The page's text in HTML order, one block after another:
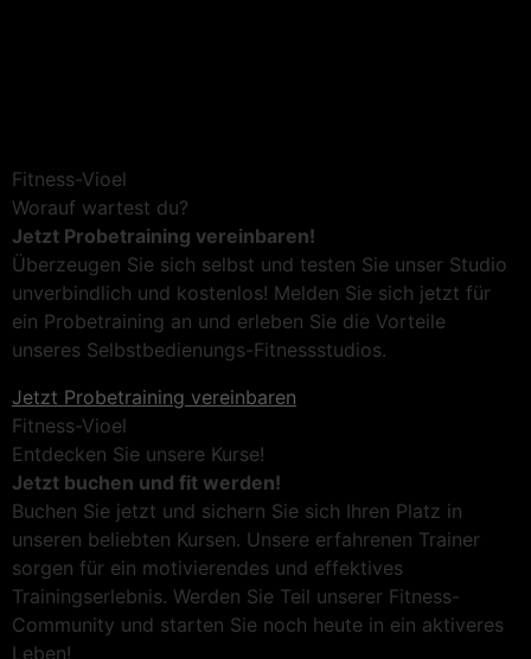
Fitness-Vioel
Worauf wartest du?
Jetzt Probetraining vereinbaren!
Überzeugen Sie sich selbst und testen Sie unser Studio
unverbindlich und kostenlos! Melden Sie sich jetzt für
ein Probetraining an und erleben Sie die Vorteile
unseres Selbstbedienungs-Fitnessstudios.
Jetzt Probetraining vereinbaren
Fitness-Vioel
Entdecken Sie unsere Kurse!
Jetzt buchen und fit werden!
Buchen Sie jetzt und sichern Sie sich Ihren Platz in
unseren beliebten Kursen. Unsere erfahrenen Trainer
sorgen für ein motivierendes und effektives
Trainingserlebnis. Werden Sie Teil unserer Fitness-
Community und starten Sie noch heute in ein aktiveres
Leben!